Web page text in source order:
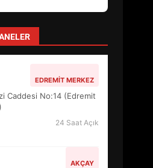
EDREMIT MERKEZ
Caddesi No:14 (Edremit
24 Saat Açık
AKÇAY
GURURU TÜRKİYE
NE BAŞARDI?
MÜZELERİNDE
NE DEĞİŞTİ?
SATRANÇ